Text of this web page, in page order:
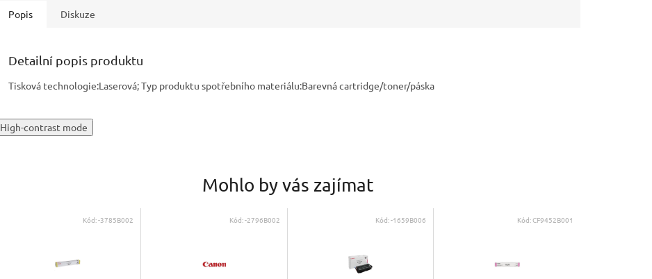
Popis Diskuze
Detailní popis produktu
Tisková technologie:Laserová; Typ produktu spotřebního materiálu:Barevná cartridge/toner/páska
High-contrast mode
Mohlo by vás zajímat
Kód:-3785B002 Kód:-2796B002 Kód:-1659B006 Kód:CF9452B001